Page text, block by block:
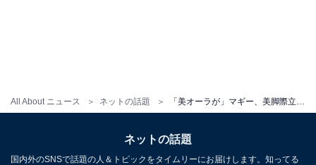
All About ニュース ネットの話題
ネットの話題
国内外のSNSで話題の人＆トピックをタイムリーにお届けします。知ってる